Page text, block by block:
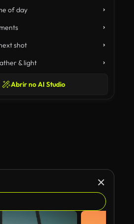
of day
shot
& light
Abrir no AI Studio